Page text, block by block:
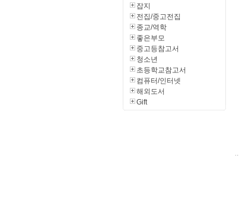
잡지
전집/중고전집
종교/역학
좋은부모
중고등참고서
청소년
초등학교참고서
컴퓨터/인터넷
해외도서
Gift